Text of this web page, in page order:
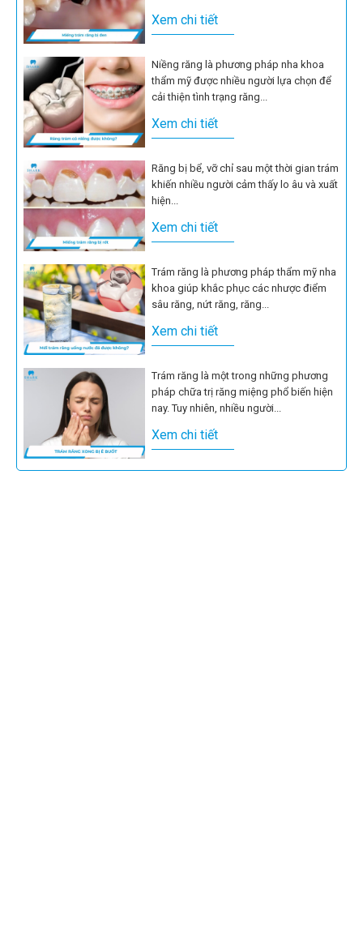
Xem chi tiết
Niềng răng là phương pháp nha khoa
thẩm mỹ được nhiều người lựa chọn để
cải thiện tình trạng răng...
Xem chi tiết
Răng bị bể, vỡ chỉ sau một thời gian trám
khiến nhiều người cảm thấy lo âu và xuất
hiện...
Xem chi tiết
Trám răng là phương pháp thẩm mỹ nha
khoa giúp khắc phục các nhược điểm
sâu răng, nứt răng, răng...
Xem chi tiết
Trám răng là một trong những phương
pháp chữa trị răng miệng phổ biến hiện
nay. Tuy nhiên, nhiều người...
Xem chi tiết